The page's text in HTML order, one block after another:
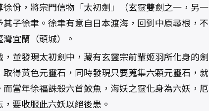
佾，將宗門信物「太初劍」（玄靈雙劍之一，另一
子徐聿。徐聿有意自日本渡海，回到中原尋根，不
宜蘭（頭城）。
並發現太初劍中，藏有玄靈宗前輩姬羽所化身的劍
得黃色元靈石，同時發現只要蒐集六顆元靈石，就
當年徐福誅殺六首鮫魚，海妖之靈化身為六妖，厄
要收服此六妖以絕後患。